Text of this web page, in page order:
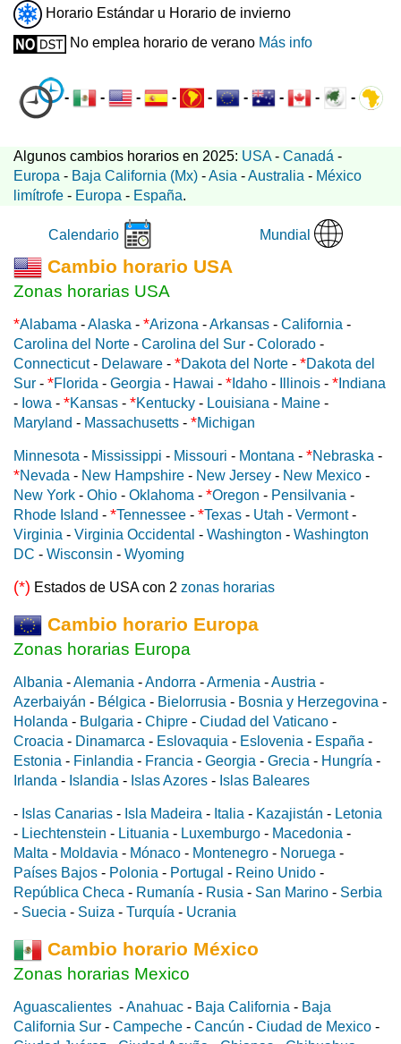
Horario Estándar u Horario de invierno
No emplea horario de verano Más info
- - - - - - - - -
Algunos cambios horarios en 2025: USA- Canadá -
Europa - Baja California (Mx) -Asia -Australia - México
limítrofe - Europa - España.
Calendario Mundial
Cambio horario USA
Zonas horarias USA
*Alabama -Alaska - *Arizona -Arkansas - California -
Carolina del Norte - Carolina del Sur - Colorado -
Connecticut- Delaware - *Dakota del Norte - *Dakota del
Sur - *Florida - Georgia - Hawai - * Idaho - Illinois - * Indiana
- Iowa - *Kansas - *Kentucky - Louisiana - Maine -
Maryland - Massachusetts - *Michigan
Minnesota - Mississippi - Missouri - Montana - *Nebraska -
*Nevada - New Hampshire - New Jersey - New Mexico -
New York - Ohio - Oklahoma - *Oregon - Pensilvania -
Rhode Island - *Tennessee - *Texas - Utah - Vermont-
Virginia - Virginia Occidental - Washington - Washington
DC - Wisconsin - Wyoming
(*) Estados de USA con 2 zonas horarias
Cambio horario Europa
Zonas horarias Europa
Albania -Alemania -Andorra -Armenia -Austria -
Azerbaiyán - Bélgica - Bielorrusia - Bosnia y Herzegovina -
Holanda - Bulgaria - Chipre - Ciudad del Vaticano -
Croacia - Dinamarca - Eslovaquia - Eslovenia - España -
Estonia - Finlandia - Francia - Georgia - Grecia - Hungría -
Irlanda - Islandia - Islas Azores - Islas Baleares
- Islas Canarias - Isla Madeira - Italia - Kazajistán - Letonia
- Liechtenstein - Lituania - Luxemburgo - Macedonia -
Malta - Moldavia - Mónaco - Montenegro - Noruega -
Países Bajos - Polonia - Portugal - Reino Unido -
República Checa - Rumanía - Rusia - San Marino - Serbia
- Suecia - Suiza - Turquía - Ucrania
Cambio horario México
Zonas horarias Mexico
Aguascalientes -Anahuac - Baja California - Baja
California Sur - Campeche - Cancún - Ciudad de Mexico -